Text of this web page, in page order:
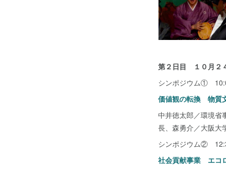
第２日目 １０月２
シンポジウム①
価値観の転換 物質
中井徳太郎／環境省
長、森勇介／大阪大
シンポジウム②
社会貢献事業 エコ